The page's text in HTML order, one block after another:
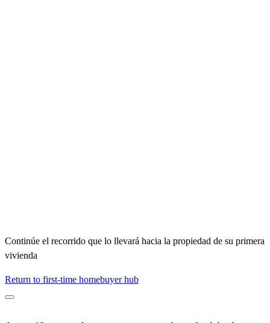
Continúe el recorrido que lo llevará hacia la propiedad de su primera
vivienda
Return to first-time homebuyer hub